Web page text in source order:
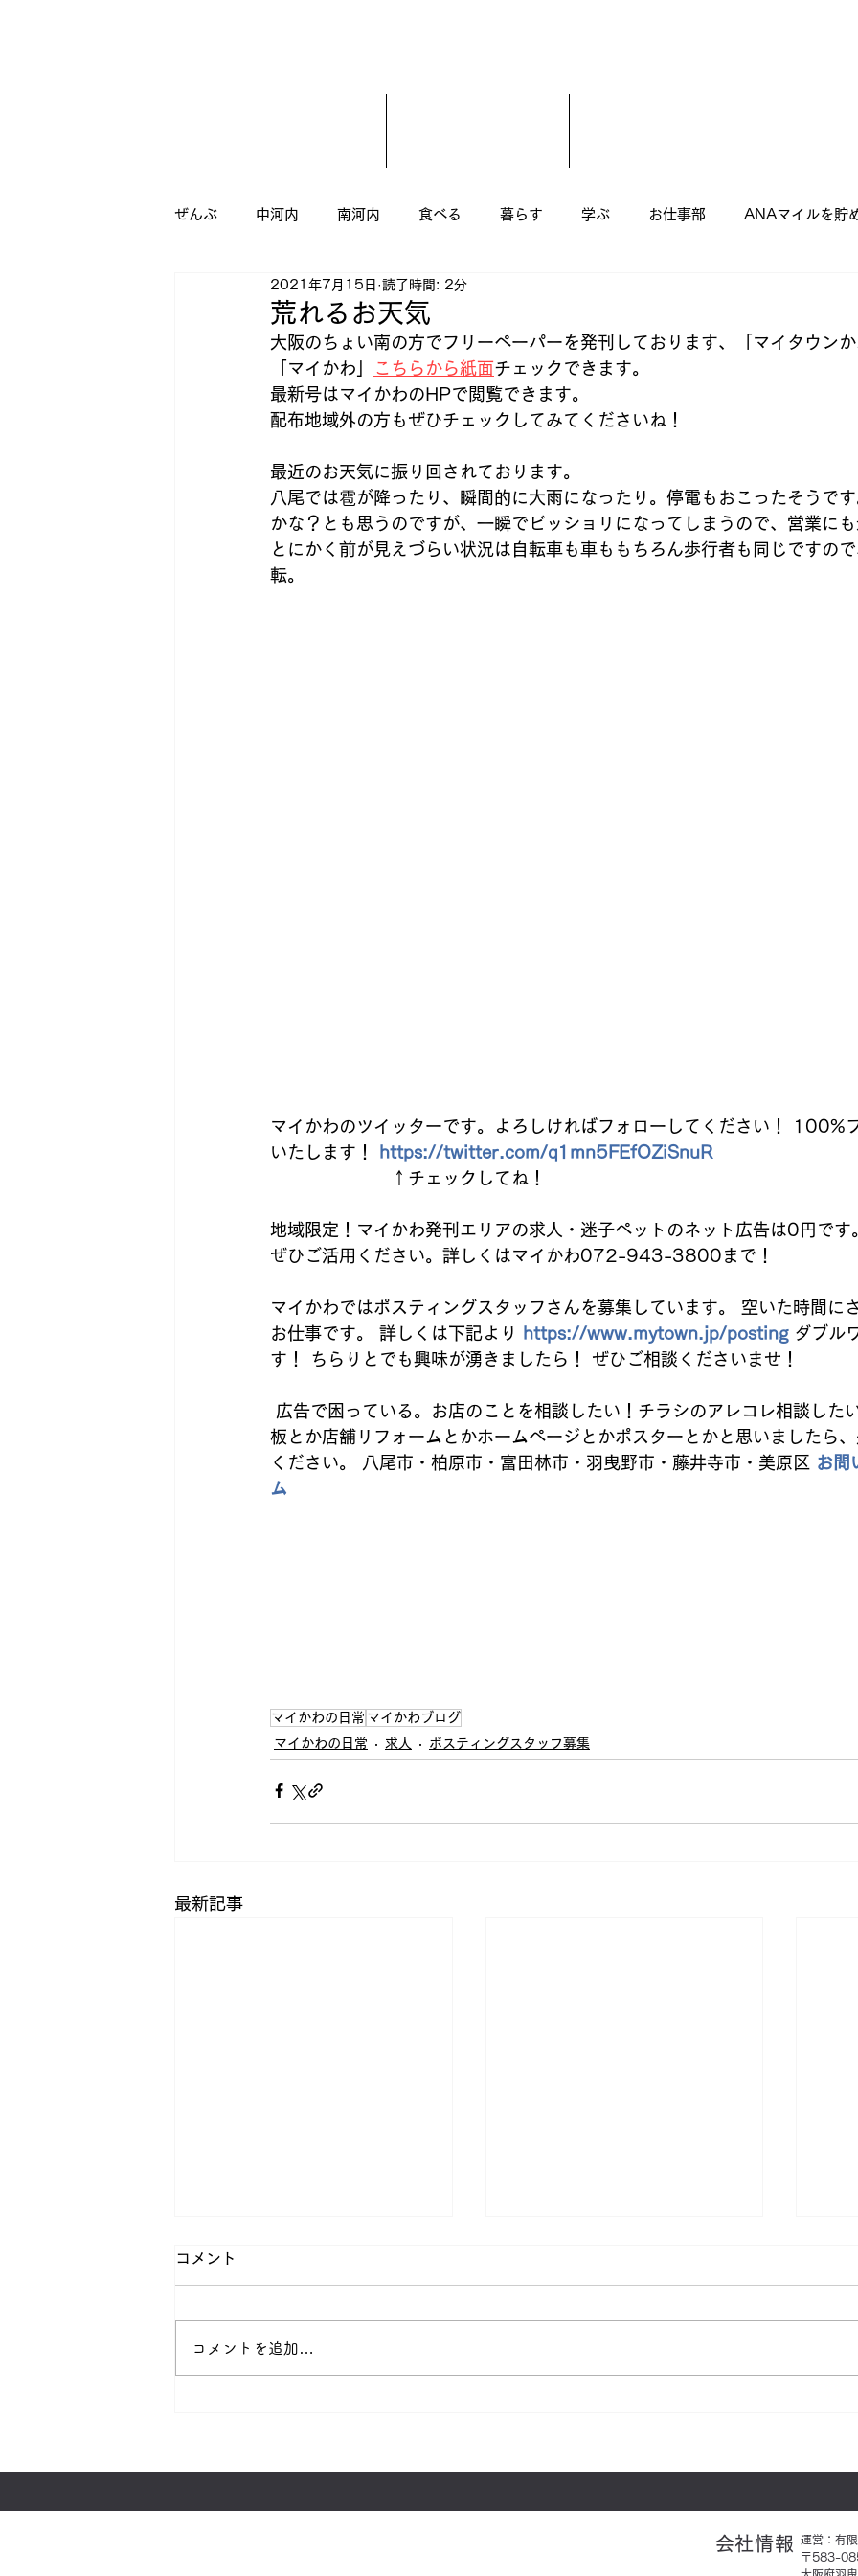
ぜんぶ 中河内 南河内 食べる 暮らす 学ぶ お仕事部 ANAマイルを貯
ダイエット 八尾市
新規オープン ドッグサロン 美容室 子ども まつ毛エクステ
荒れるお天気
2021年7月15日 読了時間: 2分
大阪のちょい南の方でフリーペーパーを発刊しております、「マイタウン
「マイかわ」
こちらから紙面チェックできます。
最新号はマイかわのHPで閲覧できます。
配布地域外の方もぜひチェックしてみてくださいね！
最近のお天気に振り回されております。
八尾では雹が降ったり、瞬間的に大雨になったり。停電もおこったそうで
かな？とも思うのですが、一瞬でビッショリになってしまうので、営業にも
とにかく前が見えづらい状況は自転車も車ももちろん歩行者も同じですの
転。
マイかわのツイッターです。よろしければフォローしてください！ 100%
いたします！
https://twitter.com/q1mn5FEfOZiSnuR
↑チェックしてね！
地域限定！マイかわ発刊エリアの求人・迷子ペットのネット広告は0円です
ぜひご活用ください。詳しくはマイかわ072-943-3800まで！
マイかわではポスティングスタッフさんを募集しています。 空いた時間に
お仕事です。 詳しくは下記より
https://www.mytown.jp/posting ダブル
す！ ちらりとでも興味が湧きましたら！ ぜひご相談くださいませ！
板とか店舗リフォームとかホームページとかポスターとかと思いましたら
ください。 八尾市・柏原市・富田林市・羽曳野市・藤井寺市・美原区 お問
ム
マイかわの日常 マイかわブログ
マイかわの日常
求人 ポスティングスタッフ募集
最新記事
コメント
コメントを追加…
​会社情報 運営： 有
〒583-